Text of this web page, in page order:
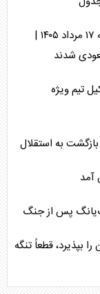
آخرین قیمت دلار، یورو و سایر ارز‌ها امروز شنبه ۱۷ مرداد ۱۴۰۵ |
شدند
تیم ویژه
بازگشت به استقلال
آمد
پس از جنگ
بپذیرد، قطعاً تنگه